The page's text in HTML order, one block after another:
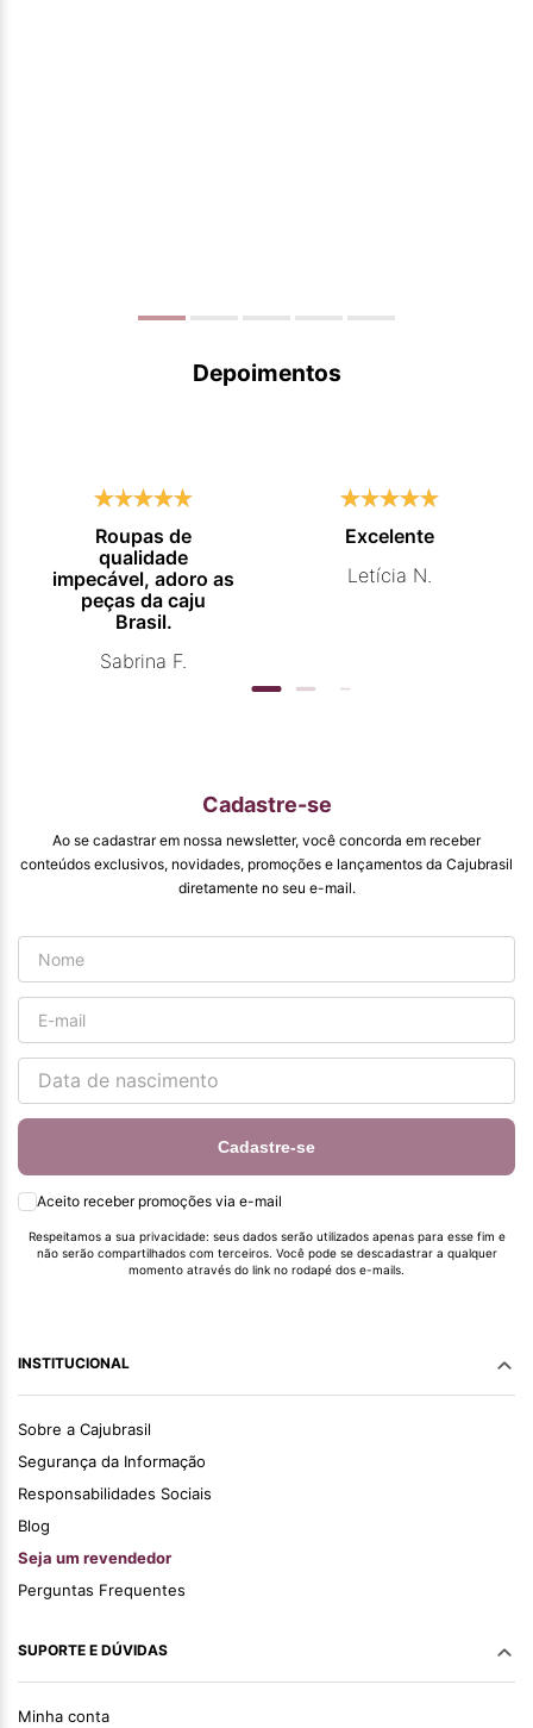
Depoimentos
Roupas de
qualidade
impecável, adoro as
peças da caju
Brasil.
Sabrina F.
Excelente
Letícia N.
Cadastre-se
Ao se cadastrar em nossa newsletter, você concorda em receber
conteúdos exclusivos, novidades, promoções e lançamentos da Cajubrasil
diretamente no seu e-mail.
Cadastre-se
Aceito receber promoções via e-mail
Respeitamos a sua privacidade: seus dados serão utilizados apenas para esse fim e
não serão compartilhados com terceiros. Você pode se descadastrar a qualquer
momento através do link no rodapé dos e-mails.
INSTITUCIONAL
Sobre a Cajubrasil
Segurança da Informação
Responsabilidades Sociais
Blog
Seja um revendedor
Perguntas Frequentes
SUPORTE E DÚVIDAS
Minha conta